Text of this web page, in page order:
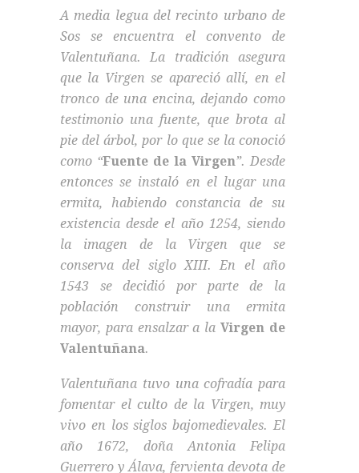
A media legua del recinto urbano de
Sos se encuentra el convento de
Valentuñana. La tradición asegura
que la Virgen se apareció allí, en el
tronco de una encina, dejando como
testimonio una fuente, que brota al
pie del árbol, por lo que se la conoció
como “Fuente de la Virgen”. Desde
entonces se instaló en el lugar una
ermita, habiendo constancia de su
existencia desde el año 1254, siendo
la imagen de la Virgen que se
conserva del siglo XIII. En el año
1543 se decidió por parte de la
población construir una ermita
mayor, para ensalzar a laVirgen de
Valentuñana.
Valentuñana tuvo una cofradía para
fomentar el culto de la Virgen, muy
vivo en los siglos bajomedievales. El
año 1672, doña Antonia Felipa
Guerrero y Álava, fervienta devota de